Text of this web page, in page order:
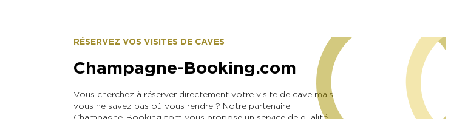
RÉSERVEZ VOS VISITES DE CAVES
Champagne-Booking.com
Vous cherchez à réserver directement votre visite de cave mais
vous ne savez pas où vous rendre ? Notre partenaire